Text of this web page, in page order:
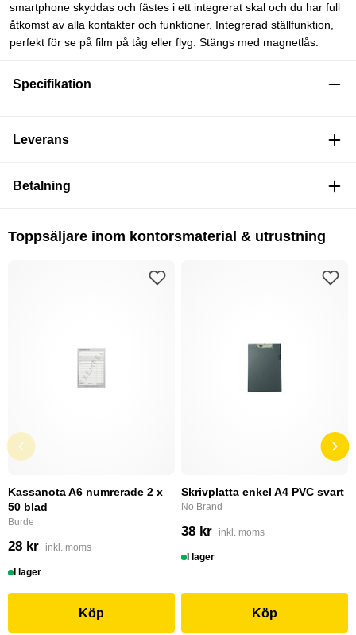
smartphone skyddas och fästes i ett integrerat skal och du har full
åtkomst av alla kontakter och funktioner. Integrerad ställfunktion,
perfekt för se på film på tåg eller flyg. Stängs med magnetlås.
Specifikation
Leverans
Betalning
Toppsäljare inom kontorsmaterial & utrustning
Kassanota A6 numrerade 2 x
50 blad
Burde
28 kr inkl. moms
I lager
Köp
Skrivplatta enkel A4 PVC svart
No Brand
38 kr inkl. moms
I lager
Köp